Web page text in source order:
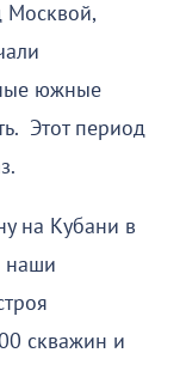
Москвой,
южные
Этот период
на Кубани в
наши
скважин и